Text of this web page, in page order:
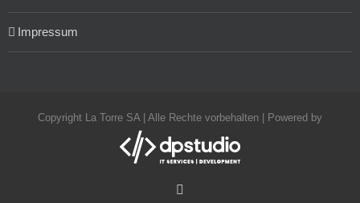
Impressum
Copyright La Torre SA | Alle Rechte vorbehalten | Powered by